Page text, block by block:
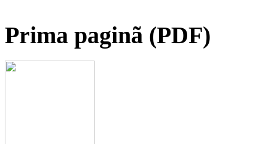
Prima paginã (PDF)